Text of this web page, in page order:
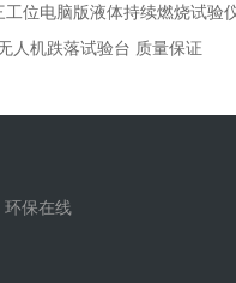
工位电脑版液体持续燃烧试验
人机跌落试验台 质量保证
环保在线